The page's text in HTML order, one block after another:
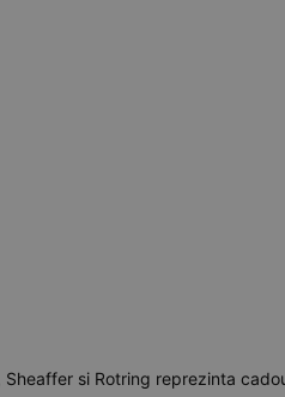
si Rotring reprezinta